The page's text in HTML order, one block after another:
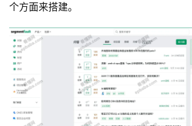
个方面来搭建。